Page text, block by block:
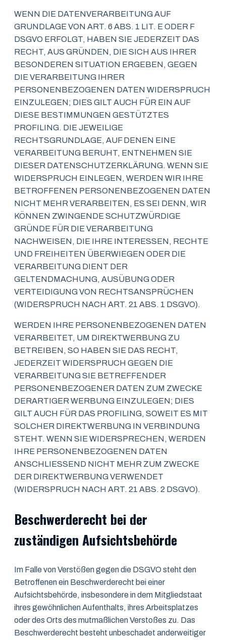
WENN DIE DATENVERARBEITUNG AUF
GRUNDLAGE VON ART. 6 ABS. 1 LIT. E ODER F
DSGVO ERFOLGT, HABEN SIE JEDERZEIT DAS
RECHT, AUS GRÜNDEN, DIE SICH AUS IHRER
BESONDEREN SITUATION ERGEBEN, GEGEN
DIE VERARBEITUNG IHRER
PERSONENBEZOGENEN DATEN WIDERSPRUCH
EINZULEGEN; DIES GILT AUCH FÜR EIN AUF
DIESE BESTIMMUNGEN GESTÜTZTES
PROFILING. DIE JEWEILIGE
RECHTSGRUNDLAGE, AUF DENEN EINE
VERARBEITUNG BERUHT, ENTNEHMEN SIE
DIESER DATENSCHUTZERKLÄRUNG. WENN SIE
WIDERSPRUCH EINLEGEN, WERDEN WIR IHRE
BETROFFENEN PERSONENBEZOGENEN DATEN
NICHT MEHR VERARBEITEN, ES SEI DENN, WIR
KÖNNEN ZWINGENDE SCHUTZWÜRDIGE
GRÜNDE FÜR DIE VERARBEITUNG
NACHWEISEN, DIE IHRE INTERESSEN, RECHTE
UND FREIHEITEN ÜBERWIEGEN ODER DIE
VERARBEITUNG DIENT DER
GELTENDMACHUNG, AUSÜBUNG ODER
VERTEIDIGUNG VON RECHTSANSPRÜCHEN
(WIDERSPRUCH NACH ART. 21 ABS. 1 DSGVO).
WERDEN IHRE PERSONENBEZOGENEN DATEN
VERARBEITET, UM DIREKTWERBUNG ZU
BETREIBEN, SO HABEN SIE DAS RECHT,
JEDERZEIT WIDERSPRUCH GEGEN DIE
VERARBEITUNG SIE BETREFFENDER
PERSONENBEZOGENER DATEN ZUM ZWECKE
DERARTIGER WERBUNG EINZULEGEN; DIES
GILT AUCH FÜR DAS PROFILING, SOWEIT ES MIT
SOLCHER DIREKTWERBUNG IN VERBINDUNG
STEHT. WENN SIE WIDERSPRECHEN, WERDEN
IHRE PERSONENBEZOGENEN DATEN
ANSCHLIESSEND NICHT MEHR ZUM ZWECKE
DER DIREKTWERBUNG VERWENDET
(WIDERSPRUCH NACH ART. 21 ABS. 2 DSGVO).
Beschwerde­recht bei der
zuständigen Aufsichts­behörde
Im Falle von Verstößen gegen die DSGVO steht den
Betroffenen ein Beschwerderecht bei einer
Aufsichtsbehörde, insbesondere in dem Mitgliedstaat
ihres gewöhnlichen Aufenthalts, ihres Arbeitsplatzes
oder des Orts des mutmaßlichen Verstoßes zu. Das
Beschwerderecht besteht unbeschadet anderweitiger